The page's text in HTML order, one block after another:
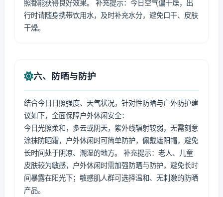
照都能获得良好效果。 补充提示：今日空气偏干燥，出
行时请随身携带饮用水，及时补充水分，避免口干、皮肤
干燥。
六、防晒与防护
结合今日日照强度、天气状况，针对性防晒与户外防护建
议如下，全面保障户外休闲安全：
今日光照柔和，多云或阴天，紫外线辐射较弱，无需刻意
涂抹防晒霜，户外休闲时可简单防护，佩戴遮阳帽，避免
长时间处于阴凉、潮湿的地方。 补充提示：老人、儿童
皮肤较为敏感，户外休闲时需加强防晒与防护，避免长时
间暴露在阳光下；敏感肌人群可选择温和、无刺激的防晒
产品。